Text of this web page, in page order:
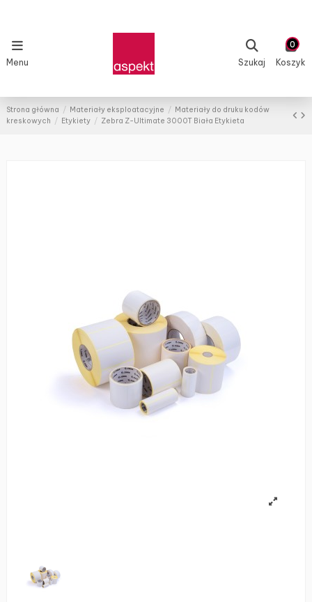
Menu Szukaj
0
Koszyk
Strona główna Materiały eksploatacyjne
Materiały do druku kodów
kreskowych
Etykiety Zebra Z-Ultimate 3000T Biała Etykieta